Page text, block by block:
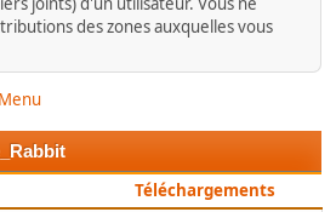
des zones auxquelles vous
Téléchargements